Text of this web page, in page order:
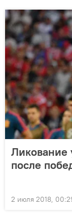
Ликование
после
2 июля 2018,